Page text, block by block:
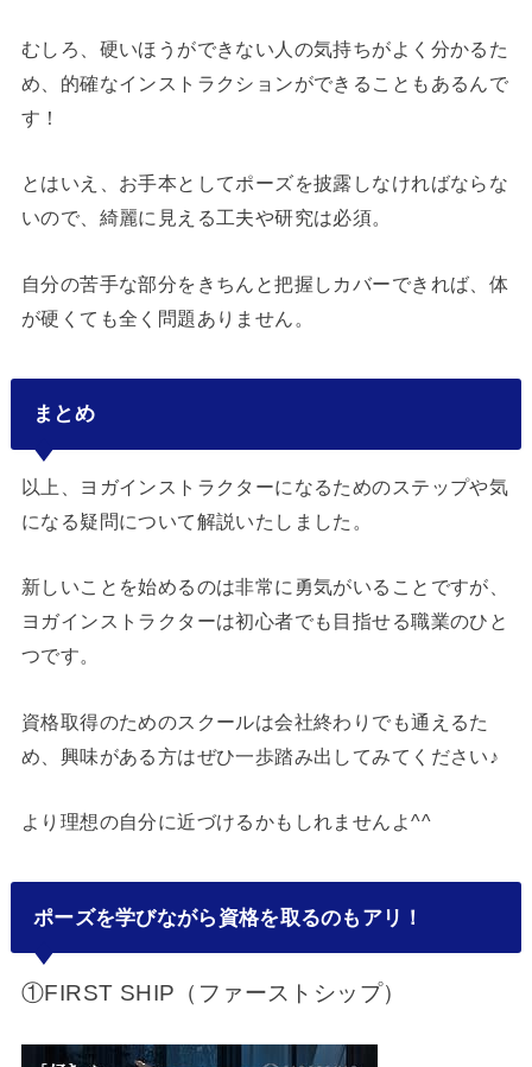
むしろ、硬いほうができない人の気持ちがよく分かるた
め、的確なインストラクションができることもあるんで
す！
とはいえ、お手本としてポーズを披露しなければならな
いので、綺麗に見える工夫や研究は必須。
自分の苦手な部分をきちんと把握しカバーできれば、体
が硬くても全く問題ありません。
まとめ
以上、ヨガインストラクターになるためのステップや気
になる疑問について解説いたしました。
新しいことを始めるのは非常に勇気がいることですが、
ヨガインストラクターは初心者でも目指せる職業のひと
つです。
資格取得のためのスクールは会社終わりでも通えるた
め、興味がある方はぜひ一歩踏み出してみてください♪
より理想の自分に近づけるかもしれませんよ^^
ポーズを学びながら資格を取るのもアリ！
①FIRST SHIP（ファーストシップ）